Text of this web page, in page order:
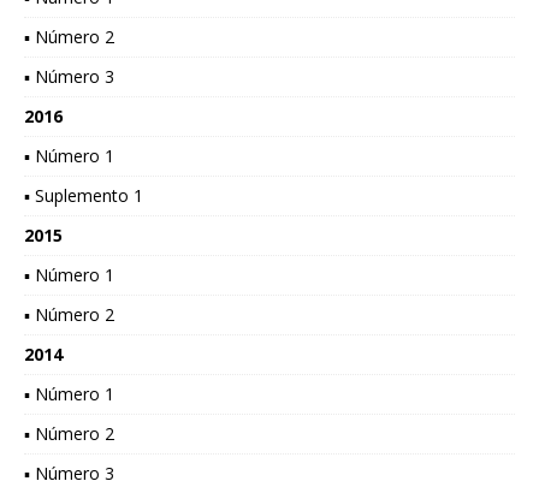
▪ Número 2
▪ Número 3
2016
▪ Número 1
▪ Suplemento 1
2015
▪ Número 1
▪ Número 2
2014
▪ Número 1
▪ Número 2
▪ Número 3